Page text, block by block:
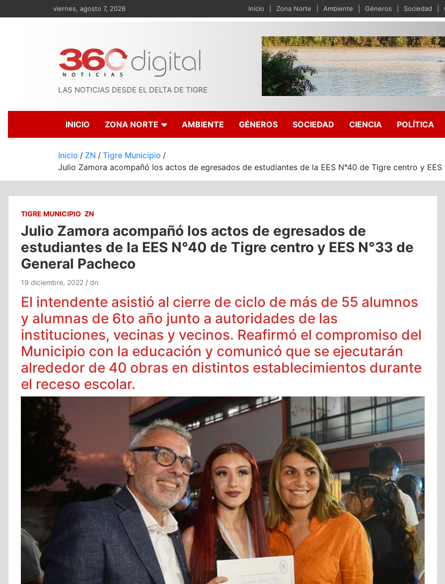
al
viernes, agosto 7, 2026 Inicio Zona Norte Ambiente Géneros Sociedad
LAS NOTICIAS DESDE EL DELTA DE TIGRE
INICIO ZONA NORTE AMBIENTE GÉNEROS SOCIEDAD CIENCIA POLÍTICA
Inicio ZN
Tigre Municipio
Julio Zamora acompañó los actos de egresados de estudiantes de la EES N°40 de Tigre centro y EES
TIGRE MUNICIPIO ZN
Julio Zamora acompañó los actos de egresados de
estudiantes de la EES N°40 de Tigre centro y EES N°33 de
General Pacheco
19 diciembre, 2022 dn
El intendente asistió al cierre de ciclo de más de 55 alumnos
y alumnas de 6to año junto a autoridades de las
instituciones, vecinas y vecinos. Reafirmó el compromiso del
Municipio con la educación y comunicó que se ejecutarán
alrededor de 40 obras en distintos establecimientos durante
el receso escolar.